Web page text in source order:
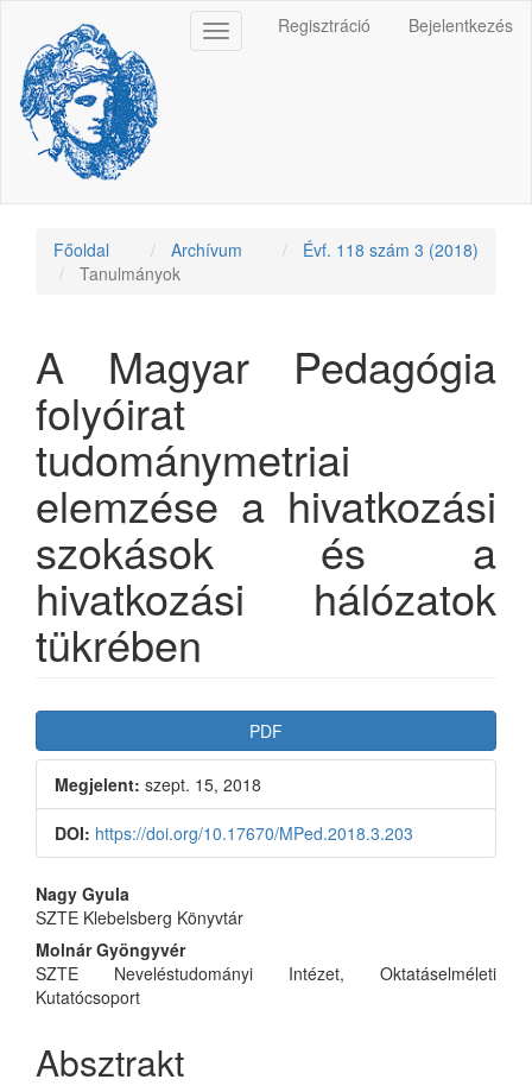
Navigation
Main
Content
Sidebar
Regisztráció Bejelentkezés
Toggle
navigation
Főoldal Archívum
Évf. 118 szám 3 (2018)
Tanulmányok
A Magyar Pedagógia
folyóirat
tudománymetriai
elemzése a hivatkozási
szokások és a
hivatkozási hálózatok
tükrében
Article
Sidebar
PDF
Megjelent: szept. 15, 2018
DOI: https://doi.org/10.17670/MPed.2018.3.203
Main
Article
Content
Nagy Gyula
SZTE Klebelsberg Könyvtár
Molnár Gyöngyvér
SZTE Neveléstudományi Intézet, Oktatáselméleti
Kutatócsoport
Absztrakt